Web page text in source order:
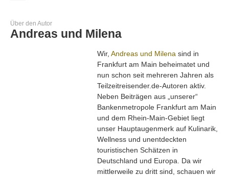
Über den Autor
Andreas und Milena
Wir, Andreas und Milena sind in
Frankfurt am Main beheimatet und
nun schon seit mehreren Jahren als
Teilzeitreisender.de-Autoren aktiv.
Neben Beiträgen aus „unserer“
Bankenmetropole Frankfurt am Main
und dem Rhein-Main-Gebiet liegt
unser Hauptaugenmerk auf Kulinarik,
Wellness und unentdeckten
touristischen Schätzen in
Deutschland und Europa. Da wir
mittlerweile zu dritt sind, schauen wir